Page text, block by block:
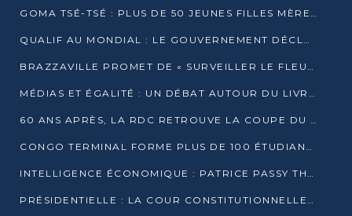
GOMA TSÉ-TSÉ : PLUS DE 50 JEUNES FILLES MÈRES SENSIBILISÉES À LA SANTÉ SEXUELLE
QUALIF AU MONDIAL : LE GOUVERNEMENT DÉCLARE LA JOURNÉE DU 1ER AVRIL 2026 CHÔMÉE ET PAYÉE
BRAZZAVILLE PROMET DE « SURVEILLER LE FLEUVE » APRÈS LA QUALIFICATION DE LA RDC AU MONDIAL
MÉDIAS ET ÉGALITÉ : UN DÉBAT AUTOUR DU LIVRE « CES FEMMES QUI REPRENNENT LE POUVOIR SUR LEUR VIE »
60 ANS APRÈS, LA RDC RETROUVE LA COUPE DU MONDE
CONGO TERMINAL FORME PLUS DE 100 ÉTUDIANTS AUX TECHNIQUES D’EMBAUCHE
INTELLIGENCE ÉCONOMIQUE : PATRICE PASSY THÉORISE UNE STRATÉGIE ADAPTÉE AUX CONTEXTES FRAGMENTÉS
PRÉSIDENTIELLE : LA COUR CONSTITUTIONNELLE CONFIRME LA VICTOIRE DE SASSOU NGUESSO AVEC 94,90 % DES SUFFRAGES